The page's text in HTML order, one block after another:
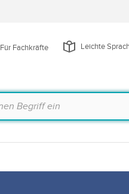
Für Fachkräfte Leichte